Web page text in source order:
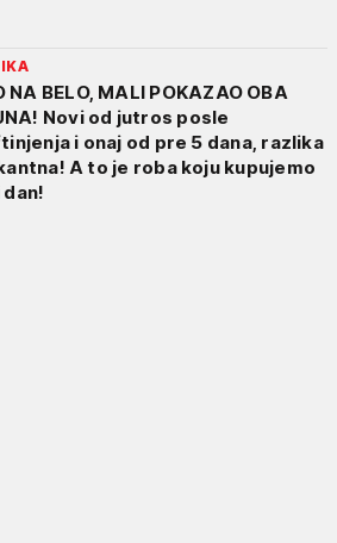
NA BELO, MALI POKAZAO OBA
Novi od jutros posle
i onaj od pre 5 dana, razlika
A to je roba koju kupujemo